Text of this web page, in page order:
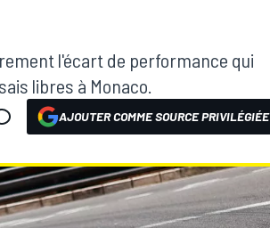
l'écart de performance qui
libres à Monaco.
AJOUTER COMME SOURCE PRIVILÉGIÉE